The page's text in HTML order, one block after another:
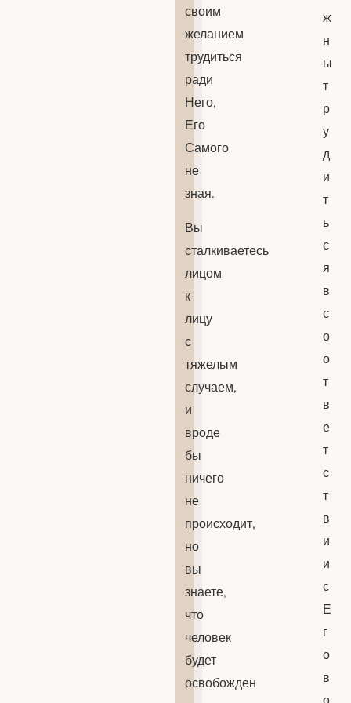
своим
желанием
трудиться
ради
Него,
Его
Самого
не
зная.
Вы
сталкиваетесь
лицом
к
лицу
с
тяжелым
случаем,
и
вроде
бы
ничего
не
происходит,
но
вы
знаете,
что
человек
будет
освобожден
ж
н
ы
т
р
у
д
и
т
ь
с
я
в
с
о
о
т
в
е
т
с
т
в
и
и
с
Е
г
о
в